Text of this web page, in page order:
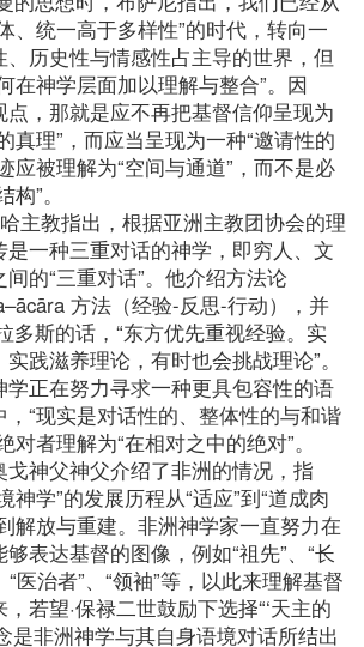
、统一高于多样性”的时代，转向一
历史性与情感性占主导的世界，但
在神学层面加以理解与整合”。因
点，那就是应不再把基督信仰呈现为
真理”，而应当呈现为一种“邀请性的
应被理解为“空间与通道”，而不是必
”。
主教指出，根据亚洲主教团协会的理
一种三重对话的神学，即穷人、文
的“三重对话”。他介绍方法论
方法（经验-反思-行动），并
多斯的话，“东方优先重视经验。实
践滋养理论，有时也会挑战理论”。
正在努力寻求一种更具包容性的语
“现实是对话性的、整体性的与和谐
对者理解为“在相对之中的绝对”。
神父神父介绍了非洲的情况，指
神学”的发展历程从“适应”到“道成肉
解放与重建。非洲神学家一直努力在
表达基督的图像，例如“祖先”、“长
“医治者”、“领袖”等，以此来理解基督
若望·保禄二世鼓励下选择“‘天主的
是非洲神学与其自身语境对话所结出